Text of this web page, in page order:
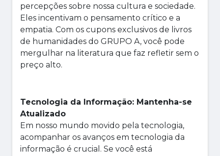
percepções sobre nossa cultura e sociedade.
Eles incentivam o pensamento crítico e a
empatia. Com os cupons exclusivos de livros
de humanidades do GRUPO A, você pode
mergulhar na literatura que faz refletir sem o
preço alto.
Tecnologia da Informação: Mantenha-se
Atualizado
Em nosso mundo movido pela tecnologia,
acompanhar os avanços em tecnologia da
informação é crucial. Se você está